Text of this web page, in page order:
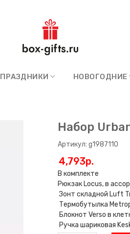
ПРАЗДНИКИ НОВОГОДНИЕ
Набор
Артикул: g1987110
4,793p.
В комплекте
Рюкзак Locus, в
Зонт складной Luft
Термобутылка
Блокнот Verso в
Ручка шариковая